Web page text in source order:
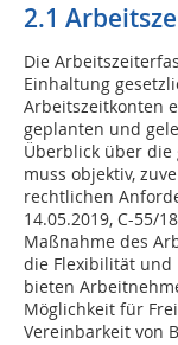
2.1
Die
Einhaltung
Arbeitszeitkonten
geplanten und
Überblick über die
muss objektiv,
rechtlichen
14.05.2019, C-55/
Maßnahme des
die Flexibilität und
bieten
Möglichkeit für
Vereinbarkeit von